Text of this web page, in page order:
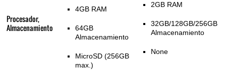
Procesador,
Almacenamiento
4GB RAM
64GB
Almacenamiento
MicroSD (256GB
max.)
2GB RAM
32GB/128GB/256GB
Almacenamiento
None